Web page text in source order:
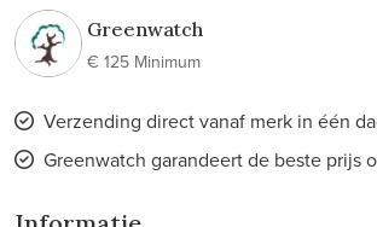
Greenwatch
€ 125 Minimum
Verzending direct vanaf merk in één
Greenwatch garandeert de beste prijs